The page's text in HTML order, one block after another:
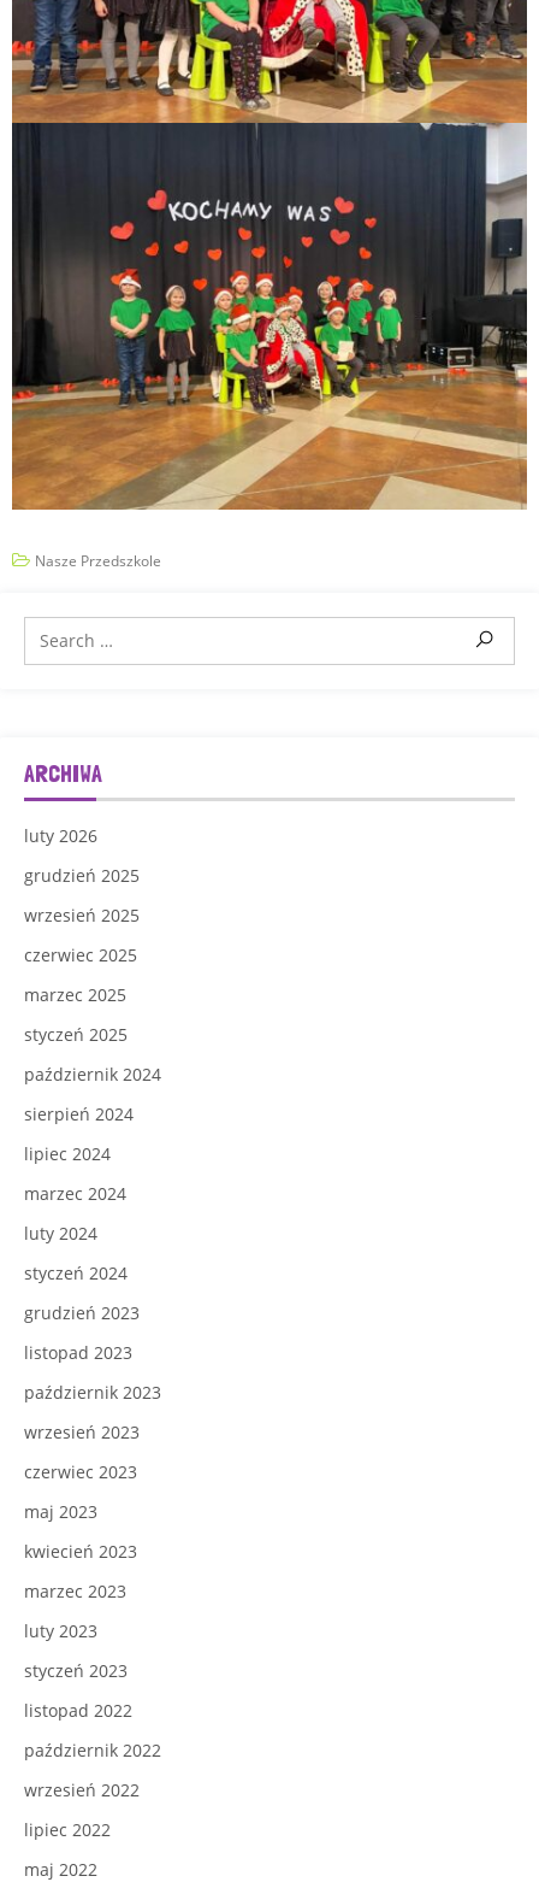
Nasze Przedszkole
ARCHIWA
luty 2026
grudzień 2025
wrzesień 2025
czerwiec 2025
marzec 2025
styczeń 2025
październik 2024
sierpień 2024
lipiec 2024
marzec 2024
luty 2024
styczeń 2024
grudzień 2023
listopad 2023
październik 2023
wrzesień 2023
czerwiec 2023
maj 2023
kwiecień 2023
marzec 2023
luty 2023
styczeń 2023
listopad 2022
październik 2022
wrzesień 2022
lipiec 2022
maj 2022